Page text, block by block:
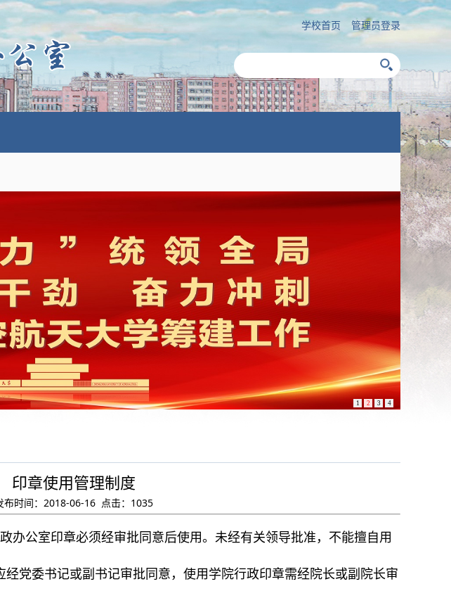
管理员登录
学校首页
1 2 3 4
印章使用管理制度
布时间：2018-06-16 点击： 1035
办公室印章必须经审批同意后使用。未经有关领导批准，不能擅自用
委书记或副书记审批同意，使用学院行政印章需经院长或副院长审